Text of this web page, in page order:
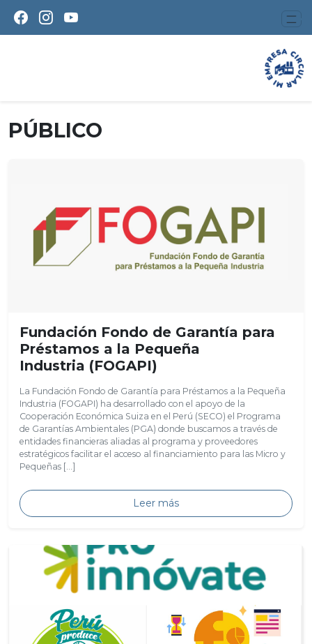
PÚBLICO
Fundación Fondo de Garantía para
Préstamos a la Pequeña
Industria (FOGAPI)
La Fundación Fondo de Garantía para Préstamos a la Pequeña
Industria (FOGAPI) ha desarrollado con el apoyo de la
Cooperación Económica Suiza en el Perú (SECO) el Programa
de Garantías Ambientales (PGA) donde buscamos a través de
entidades financieras aliadas al programa y proveedores
estratégicos facilitar el acceso al financiamiento para las Micro y
Pequeñas […]
Leer más